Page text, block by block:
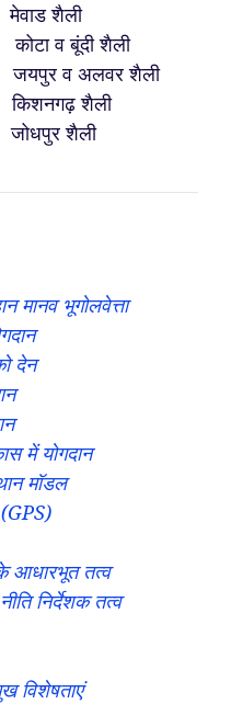
शैली
व बूंदी शैली
व अलवर शैली
शैली
शैली
मानव भूगोलवेत्ता
देन
में योगदान
मॉडल
आधारभूत तत्व
निर्देशक तत्व
विशेषताएं